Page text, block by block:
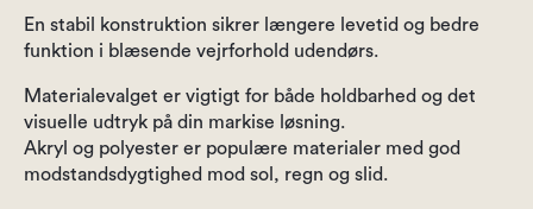
En stabil konstruktion sikrer længere levetid og bedre
funktion i blæsende vejrforhold udendørs.
Materialevalget er vigtigt for både holdbarhed og det
visuelle udtryk på din markise løsning.
Akryl og polyester er populære materialer med god
modstandsdygtighed mod sol, regn og slid.